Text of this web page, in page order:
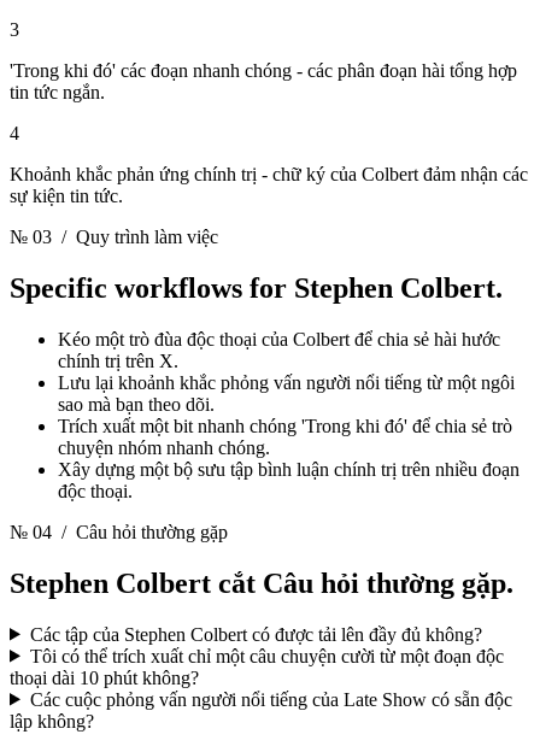
3
'Trong khi đó' các đoạn nhanh chóng - các phân đoạn hài tổng hợp
tin tức ngắn.
4
Khoảnh khắc phản ứng chính trị - chữ ký của Colbert đảm nhận các
sự kiện tin tức.
№ 03 / Quy trình làm việc
Specific workflows for Stephen Colbert.
Kéo một trò đùa độc thoại của Colbert để chia sẻ hài hước
chính trị trên X.
Lưu lại khoảnh khắc phỏng vấn người nổi tiếng từ một ngôi
sao mà bạn theo dõi.
Trích xuất một bit nhanh chóng 'Trong khi đó' để chia sẻ trò
chuyện nhóm nhanh chóng.
Xây dựng một bộ sưu tập bình luận chính trị trên nhiều đoạn
độc thoại.
№ 04 / Câu hỏi thường gặp
Stephen Colbert cắt Câu hỏi thường gặp.
Các tập của Stephen Colbert có được tải lên đầy đủ không?
Tôi có thể trích xuất chỉ một câu chuyện cười từ một đoạn độc
thoại dài 10 phút không?
Các cuộc phỏng vấn người nổi tiếng của Late Show có sẵn độc
lập không?